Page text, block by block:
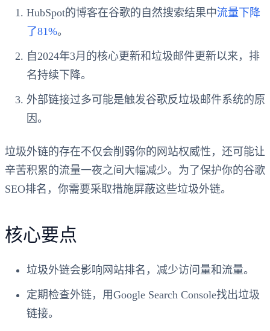
HubSpot的博客在谷歌的自然搜索结果中流量下降
了81%。
自2024年3月的核心更新和垃圾邮件更新以来，排
名持续下降。
外部链接过多可能是触发谷歌反垃圾邮件系统的原
因。
垃圾外链的存在不仅会削弱你的网站权威性，还可能让
辛苦积累的流量一夜之间大幅减少。为了保护你的谷歌
SEO排名，你需要采取措施屏蔽这些垃圾外链。
核心要点
垃圾外链会影响网站排名，减少访问量和流量。
定期检查外链，用Google Search Console找出垃圾
链接。